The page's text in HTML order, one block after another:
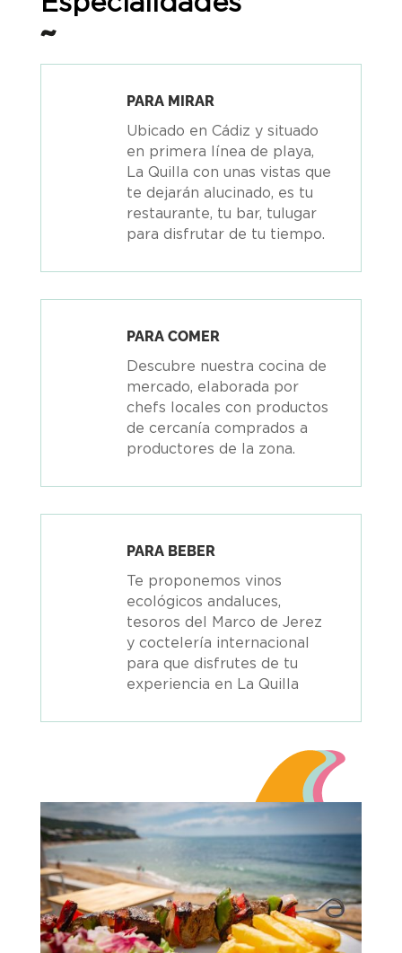
PARA MIRAR
Ubicado en Cádiz y situado
en primera línea de playa,
La Quilla con unas vistas que
te dejarán alucinado, es tu
restaurante, tu bar, tulugar
para disfrutar de tu tiempo.
PARA COMER
Descubre nuestra cocina de
mercado, elaborada por
chefs locales con productos
de cercanía comprados a
productores de la zona.
PARA BEBER
Te proponemos vinos
ecológicos andaluces,
tesoros del Marco de Jerez
y coctelería internacional
para que disfrutes de tu
experiencia en La Quilla